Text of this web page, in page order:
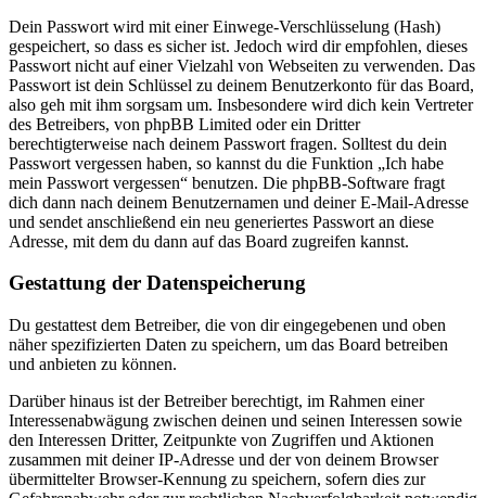
Dein Passwort wird mit einer Einwege-Verschlüsselung (Hash)
gespeichert, so dass es sicher ist. Jedoch wird dir empfohlen, dieses
Passwort nicht auf einer Vielzahl von Webseiten zu verwenden. Das
Passwort ist dein Schlüssel zu deinem Benutzerkonto für das Board,
also geh mit ihm sorgsam um. Insbesondere wird dich kein Vertreter
des Betreibers, von phpBB Limited oder ein Dritter
berechtigterweise nach deinem Passwort fragen. Solltest du dein
Passwort vergessen haben, so kannst du die Funktion „Ich habe
mein Passwort vergessen“ benutzen. Die phpBB-Software fragt
dich dann nach deinem Benutzernamen und deiner E-Mail-Adresse
und sendet anschließend ein neu generiertes Passwort an diese
Adresse, mit dem du dann auf das Board zugreifen kannst.
Gestattung der Datenspeicherung
Du gestattest dem Betreiber, die von dir eingegebenen und oben
näher spezifizierten Daten zu speichern, um das Board betreiben
und anbieten zu können.
Darüber hinaus ist der Betreiber berechtigt, im Rahmen einer
Interessenabwägung zwischen deinen und seinen Interessen sowie
den Interessen Dritter, Zeitpunkte von Zugriffen und Aktionen
zusammen mit deiner IP-Adresse und der von deinem Browser
übermittelter Browser-Kennung zu speichern, sofern dies zur